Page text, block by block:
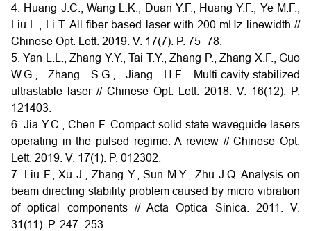
4. Huang J.C., Wang L.K., Duan Y.F., Huang Y.F., Ye M.F.,
Liu L., Li T. All-fiber-based laser with 200 mHz linewidth //
Chinese Opt. Lett. 2019. V. 17(7). P. 75–78.
5. Yan L.L., Zhang Y.Y., Tai T.Y., Zhang P., Zhang X.F., Guo
W.G., Zhang S.G., Jiang H.F. Multi-cavity-stabilized
ultrastable laser // Chinese Opt. Lett. 2018. V. 16(12). P.
121403.
6. Jia Y.C., Chen F. Compact solid-state waveguide lasers
operating in the pulsed regime: A review // Chinese Opt.
Lett. 2019. V. 17(1). P. 012302.
7. Liu F., Xu J., Zhang Y., Sun M.Y., Zhu J.Q. Analysis on
beam directing stability problem caused by micro vibration
of optical components // Acta Optica Sinica. 2011. V.
31(11). P. 247–253.